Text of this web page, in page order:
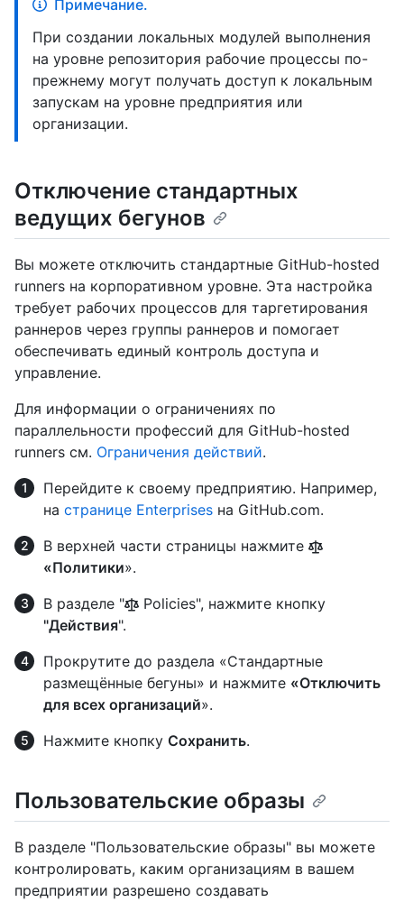
Примечание.
При создании локальных модулей выполнения
на уровне репозитория рабочие процессы по-
прежнему могут получать доступ к локальным
запускам на уровне предприятия или
организации.
Отключение стандартных
ведущих бегунов
Вы можете отключить стандартные GitHub-hosted
runners на корпоративном уровне. Эта настройка
требует рабочих процессов для таргетирования
раннеров через группы раннеров и помогает
обеспечивать единый контроль доступа и
управление.
Для информации о ограничениях по
параллельности профессий для GitHub-hosted
runners см. Ограничения действий.
Перейдите к своему предприятию. Например,
на странице Enterprises на GitHub.com.
В верхней части страницы нажмите
«Политики».
В разделе "
Policies", нажмите кнопку
"Действия".
Прокрутите до раздела «Стандартные
размещённые бегуны» и нажмите «Отключить
для всех организаций».
Нажмите кнопку Сохранить.
Пользовательские образы
В разделе "Пользовательские образы" вы можете
контролировать, каким организациям в вашем
предприятии разрешено создавать